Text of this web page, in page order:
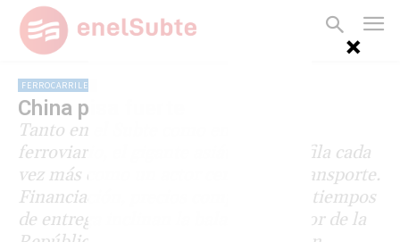
FERROCARRILES
China pisa fuerte
Tanto en el Subte como en el ámbito
ferroviario, el gigante asiático se perfila cada
vez más como un actor central del transporte.
Financiación, precios competitivos y tiempos
de entrega inclinan la balanza en favor de la